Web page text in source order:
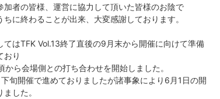
加者の皆様、運営に協力して頂いた皆様のお陰で
ちに終わることが出来、大変感謝しております。
てはTFK Vol.13終了直後の9月末から開催に向けて準備
おり
から会場側との打ち合わせを開始しました。
旬開催で進めておりましたが諸事象により6月1日の開
した。